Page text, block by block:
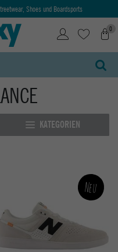
Shoes und Boardsports
0
KATEGORIEN
Neu